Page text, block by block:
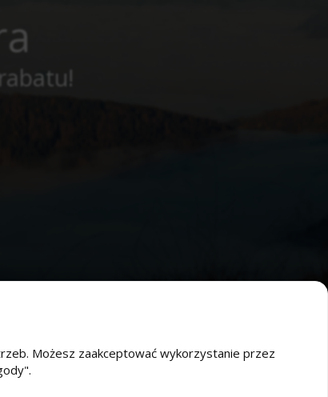
Możesz zaakceptować wykorzystanie przez